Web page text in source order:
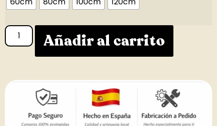
Añadir al carrito